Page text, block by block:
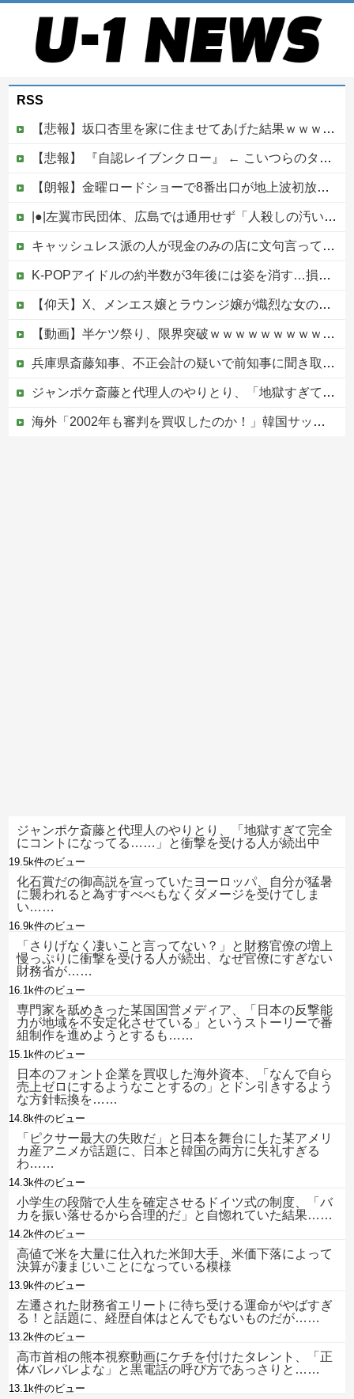
RSS
【悲報】坂口杏里を家に住ませてあげた結果ｗｗｗｗ
【悲報】 『自認レイブンクロー』 ← こいつらのタチ悪い率は異常
【朗報】金曜ロードショーで8番出口が地上波初放送wwwwwwwww
|●|左翼市民団体、広島では通用せず「人殺しの汚い足で広島の土を踏むな！」→広島県民「お前らの方が汚いんじゃ！」「ワシらが広島県民じゃ」
キャッシュレス派の人が現金のみの店に文句言ってるのってどう思う？他
K-POPアイドルの約半数が3年後には姿を消す…損益分岐点突破は4％未満
【仰天】X、メンエス嬢とラウンジ嬢が熾烈な女の争いを繰り広げ対戦型になってしまうw w w w w w w w
【動画】半ケツ祭り、限界突破ｗｗｗｗｗｗｗｗｗｗｗｗｗ
兵庫県斎藤知事、不正会計の疑いで前知事に聞き取り調査へ
ジャンポケ斎藤と代理人のやりとり、「地獄すぎて完全にコントになってる……」と衝撃を受ける人が続出中
海外「2002年も審判を買収したのか！」韓国サッカー協会による国際試合の審判買収が発覚し大騒ぎ！【海外の反応】
ジャンポケ斎藤と代理人のやりとり、「地獄すぎて完全
にコントになってる……」と衝撃を受ける人が続出中
19.5k件のビュー
化石賞だの御高説を宣っていたヨーロッパ、自分が猛暑
に襲われると為すすべべもなくダメージを受けてしま
い……
16.9k件のビュー
「さりげなく凄いこと言ってない？」と財務官僚の増上
慢っぷりに衝撃を受ける人が続出、なぜ官僚にすぎない
財務省が……
16.1k件のビュー
専門家を舐めきった某国国営メディア、「日本の反撃能
力が地域を不安定化させている」というストーリーで番
組制作を進めようとするも……
15.1k件のビュー
日本のフォント企業を買収した海外資本、「なんで自ら
売上ゼロにするようなことするの」とドン引きするよう
な方針転換を……
14.8k件のビュー
「ピクサー最大の失敗だ」と日本を舞台にした某アメリ
カ産アニメが話題に、日本と韓国の両方に失礼すぎる
わ……
14.3k件のビュー
小学生の段階で人生を確定させるドイツ式の制度、「バ
カを振い落せるから合理的だ」と自惚れていた結果……
14.2k件のビュー
高値で米を大量に仕入れた米卸大手、米価下落によって
決算が凄まじいことになっている模様
13.9k件のビュー
左遷された財務省エリートに待ち受ける運命がやばすぎ
る！と話題に、経歴自体はとんでもないものだが……
13.2k件のビュー
高市首相の熊本視察動画にケチを付けたタレント、「正
体バレバレよな」と黒電話の呼び方であっさりと……
13.1k件のビュー